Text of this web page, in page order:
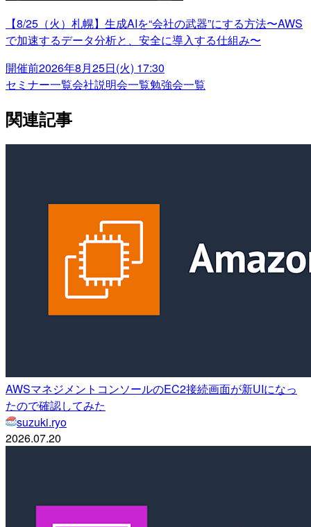
【8/25（火）札幌】生成AIを“会社の武器”にする方法〜AWS
で加速するデータ分析と、安全に導入する仕組み〜
開催前2026年8月25日(火) 17:30
セミナー一覧会社説明会一覧勉強会一覧
関連記事
AWSマネジメントコンソールのEC2接続画面が新UIになっ
たので確認してみた
suzuki.ryo
2026.07.20